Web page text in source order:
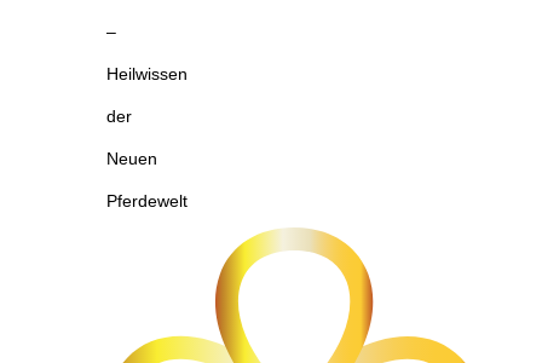
–
Heilwissen
der
Neuen
Pferdewelt